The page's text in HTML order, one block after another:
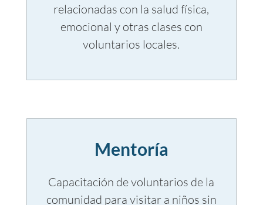
relacionadas con la salud física,
emocional y otras clases con
voluntarios locales.
Mentoría
Capacitación de voluntarios de la
comunidad para visitar a niños sin